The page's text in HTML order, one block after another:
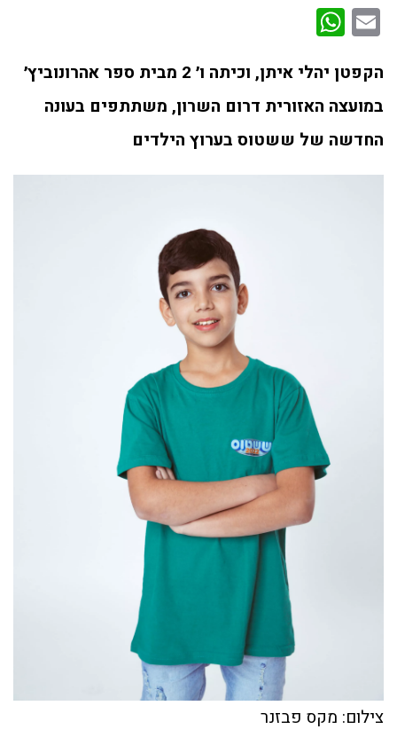
Email
הקפטן יהלי איתן, וכיתה ו׳ 2 מבית ספר אהרונוביץ׳
במועצה האזורית דרום השרון, משתתפים בעונה
החדשה של ששטוס בערוץ הילדים
צילום: מקס פבזנר